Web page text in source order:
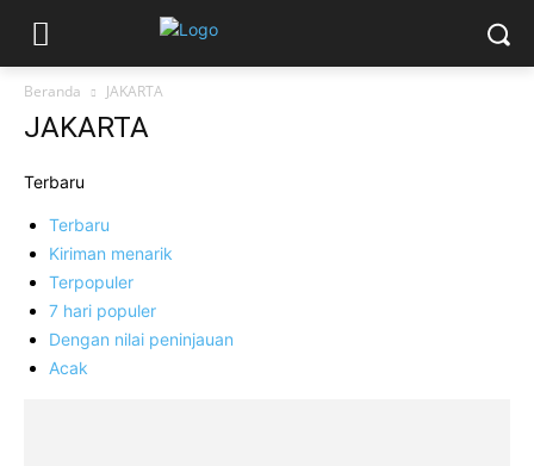
Beranda JAKARTA
JAKARTA
Terbaru
Terbaru
Kiriman menarik
Terpopuler
7 hari populer
Dengan nilai peninjauan
Acak